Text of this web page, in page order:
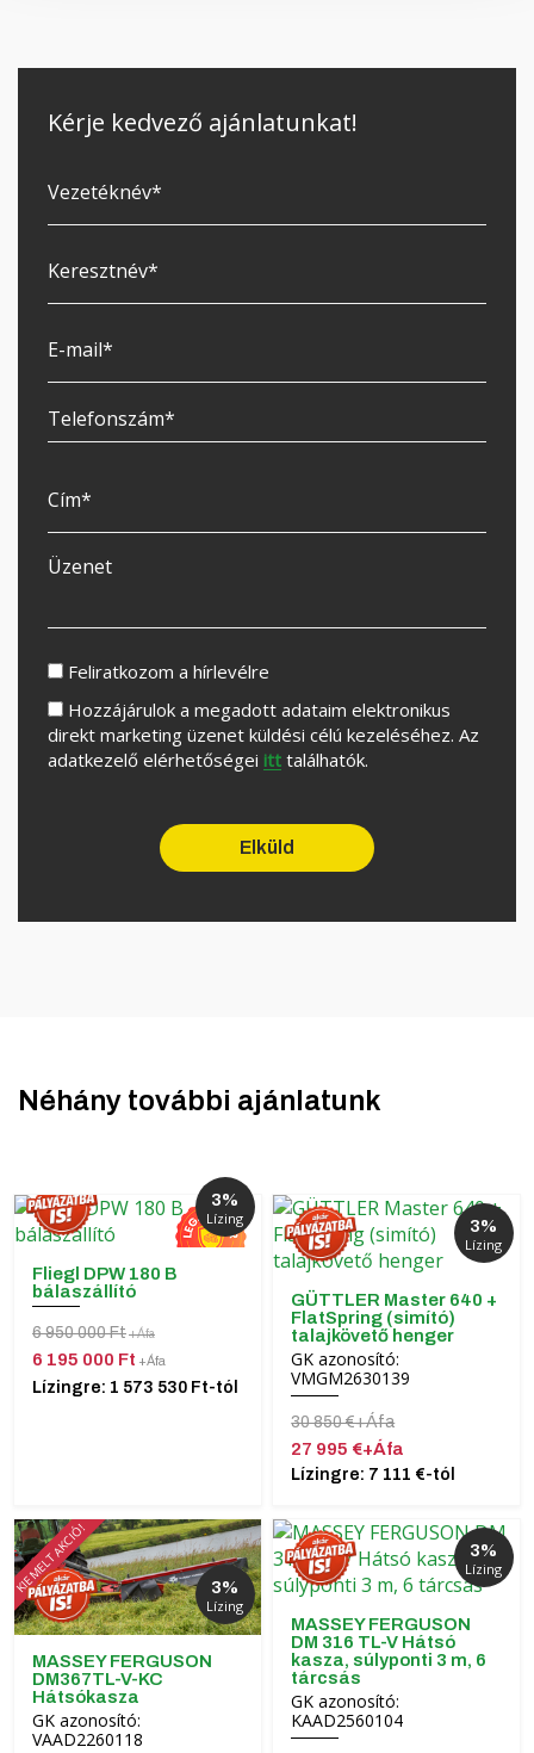
Kérje kedvező ajánlatunkat!
Feliratkozom a hírlevélre
Hozzájárulok a megadott adataim elektronikus
direkt marketing üzenet küldési célú kezeléséhez. Az
adatkezelő elérhetőségei itt találhatók.
Néhány további ajánlatunk
3%
Lízing
Fliegl DPW 180 B
bálaszállító
6 950 000 Ft+Áfa
6 195 000 Ft +Áfa
Lízingre: 1 573 530 Ft-tól
3%
Lízing
GÜTTLER Master 640 +
FlatSpring (simító)
talajkövető henger
GK azonosító:
VMGM2630139
30 850 €+Áfa
27 995 €+Áfa
Lízingre: 7 111 €-tól
KIEMELT AKCIÓ! 3%
Lízing
MASSEY FERGUSON
DM367TL-V-KC
Hátsókasza
GK azonosító:
VAAD2260118
3%
Lízing
MASSEY FERGUSON
DM 316 TL-V Hátsó
kasza, súlyponti 3 m, 6
tárcsás
GK azonosító:
KAAD2560104